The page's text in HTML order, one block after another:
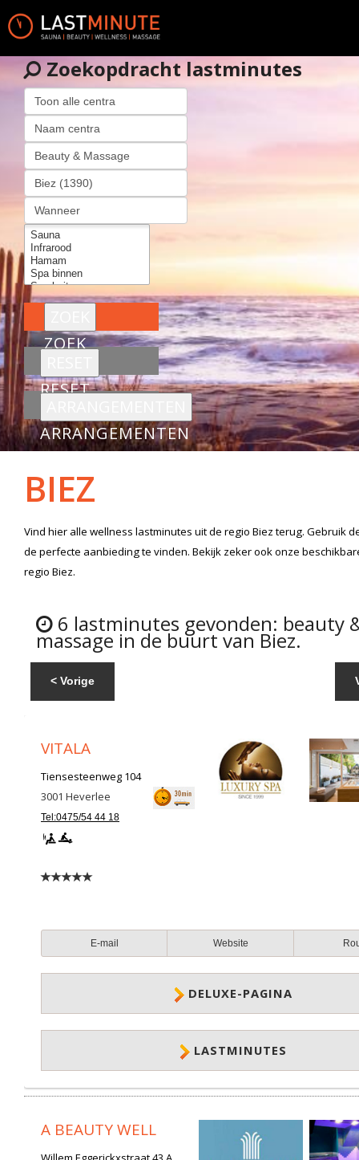
Zoekopdracht lastminutes
ZOEK
RESET
ARRANGEMENTEN
BIEZ
Vind hier alle wellness lastminutes uit de regio Biezterug. Gebruik
de perfecte aanbieding te vinden. Bekijk zeker ook onze
regio Biez.
6 lastminutes gevonden: beauty
massage in de buurt van Biez.
< Vorige
VITALA
Tiensesteenweg 104
3001 Heverlee
Tel:0475/54 44 18
E-mail Website
DELUXE-PAGINA
LASTMINUTES
A BEAUTY WELL